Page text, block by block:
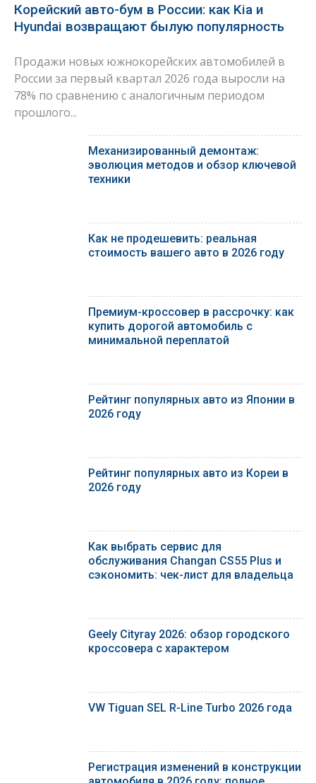
Корейский авто-бум в России: как Kia и
Hyundai возвращают былую популярность
Продажи новых южнокорейских автомобилей в
России за первый квартал 2026 года выросли на
78% по сравнению с аналогичным периодом
прошлого...
Механизированный демонтаж:
эволюция методов и обзор ключевой
техники
Как не продешевить: реальная
стоимость вашего авто в 2026 году
Премиум-кроссовер в рассрочку: как
купить дорогой автомобиль с
минимальной переплатой
Рейтинг популярных авто из Японии в
2026 году
Рейтинг популярных авто из Кореи в
2026 году
Как выбрать сервис для
обслуживания Changan CS55 Plus и
сэкономить: чек-лист для владельца
Geely Cityray 2026: обзор городского
кроссовера с характером
VW Tiguan SEL R-Line Turbo 2026 года
Регистрация изменений в конструкции